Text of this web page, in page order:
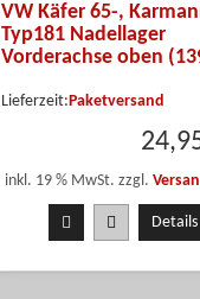
VW Käfer 65-,
Typ181 Nadellager
Vorderachse oben
Lieferzeit: Paketversand
inkl. 19 % MwSt. zzgl.
Details